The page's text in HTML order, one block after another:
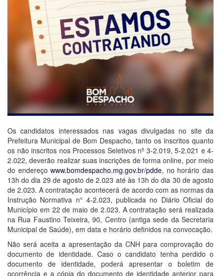
Os candidatos interessados nas vagas divulgadas no site da
Prefeitura Municipal de Bom Despacho, tanto os inscritos quanto
os não inscritos nos Processos Seletivos nº 3-2.019, 5-2.021 e 4-
2.022, deverão realizar suas inscrições de forma online, por meio
do endereço www.bomdespacho.mg.gov.br/pdde, no horário das
13h do dia 29 de agosto de 2.023 até às 13h do dia 30 de agosto
de 2.023.A contratação acontecerá de acordo com as normas da
Instrução Normativa n° 4-2.023, publicada no Diário Oficial do
Município em 22 de maio de 2.023. A contratação será realizada
na Rua Faustino Teixeira, 90, Centro (antiga sede da Secretaria
Municipal de Saúde), em data e horário definidos na convocação.
Não será aceita a apresentação da CNH para comprovação do
documento de identidade. Caso o candidato tenha perdido o
documento de identidade, poderá apresentar o boletim de
ocorrência e a cópia do documento de identidade anterior para